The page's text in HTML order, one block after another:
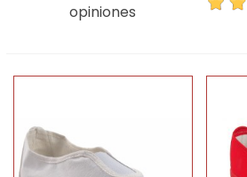
opiniones